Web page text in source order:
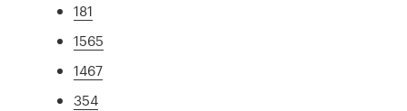
181
1565
1467
354